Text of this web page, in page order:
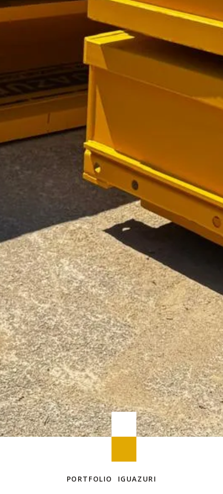
PORTFOLIO IGUAZURI